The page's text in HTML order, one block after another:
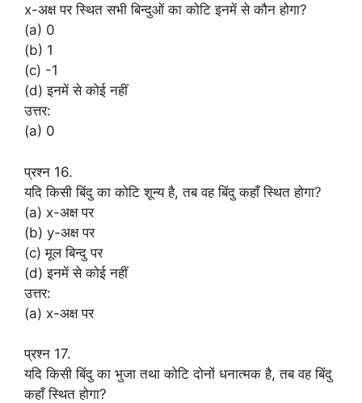
x-अक्ष पर स्थित सभी बिन्दुओं का कोटि इनमें से कौन होगा?
(a) 0
(b) 1
(c) -1
(d) इनमें से कोई नहीं
उत्तर:
(a) 0
प्रश्न 16.
यदि किसी बिंदु का कोटि शून्य है, तब वह बिंदु कहाँ स्थित होगा?
(a) x-अक्ष पर
(b) y-अक्ष पर
(c) मूल बिन्दु पर
(d) इनमें से कोई नहीं
उत्तर:
(a) x-अक्ष पर
प्रश्न 17.
यदि किसी बिंदु का भुजा तथा कोटि दोनों धनात्मक है, तब वह बिंदु
कहाँ स्थित होगा?